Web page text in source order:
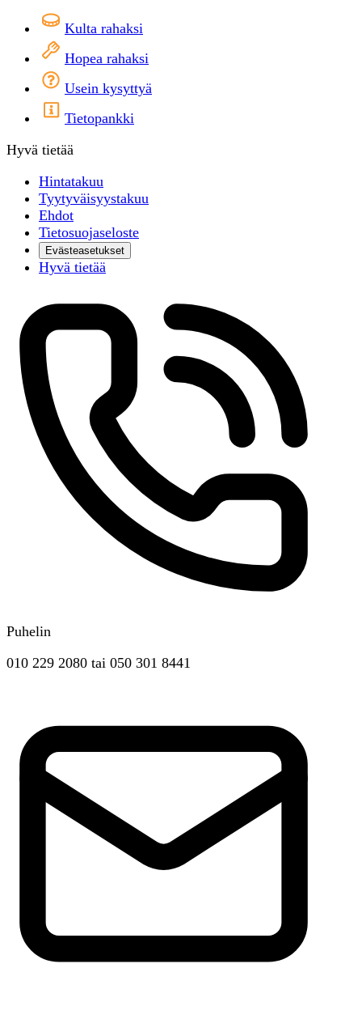
Kulta rahaksi
Hopea rahaksi
Usein kysyttyä
Tietopankki
Hyvä tietää
Hintatakuu
Tyytyväisyystakuu
Ehdot
Tietosuojaseloste
Evästeasetukset
Hyvä tietää
Puhelin
010 229 2080 tai 050 301 8441